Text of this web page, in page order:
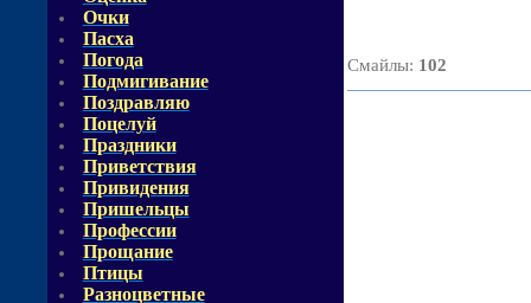
Очки
Пасха
Погода
Подмигивание
Поздравляю
Поцелуй
Праздники
Приветствия
Привидения
Пришельцы
Профессии
Прощание
Птицы
Разноцветные
Смайлы: 102